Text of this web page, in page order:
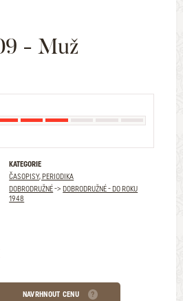
- Muž
KATEGORIE
ČASOPISY, PERIODIKA
DOBRODRUŽNÉ->DOBRODRUŽNÉ - DO ROKU
1948
NAVRHNOUT CENU